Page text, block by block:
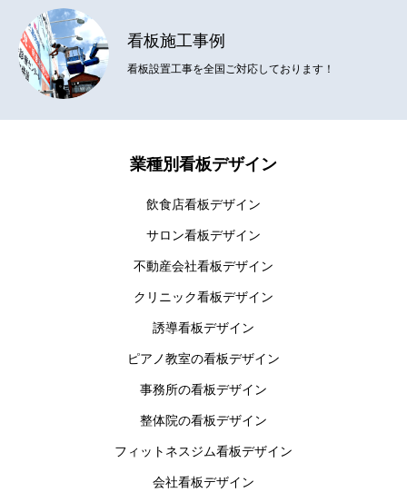
看板施工事例
看板設置工事を全国ご対応しております！
業種別看板デザイン
飲食店看板デザイン
サロン看板デザイン
不動産会社看板デザイン
クリニック看板デザイン
誘導看板デザイン
ピアノ教室の看板デザイン
事務所の看板デザイン
整体院の看板デザイン
フィットネスジム看板デザイン
会社看板デザイン